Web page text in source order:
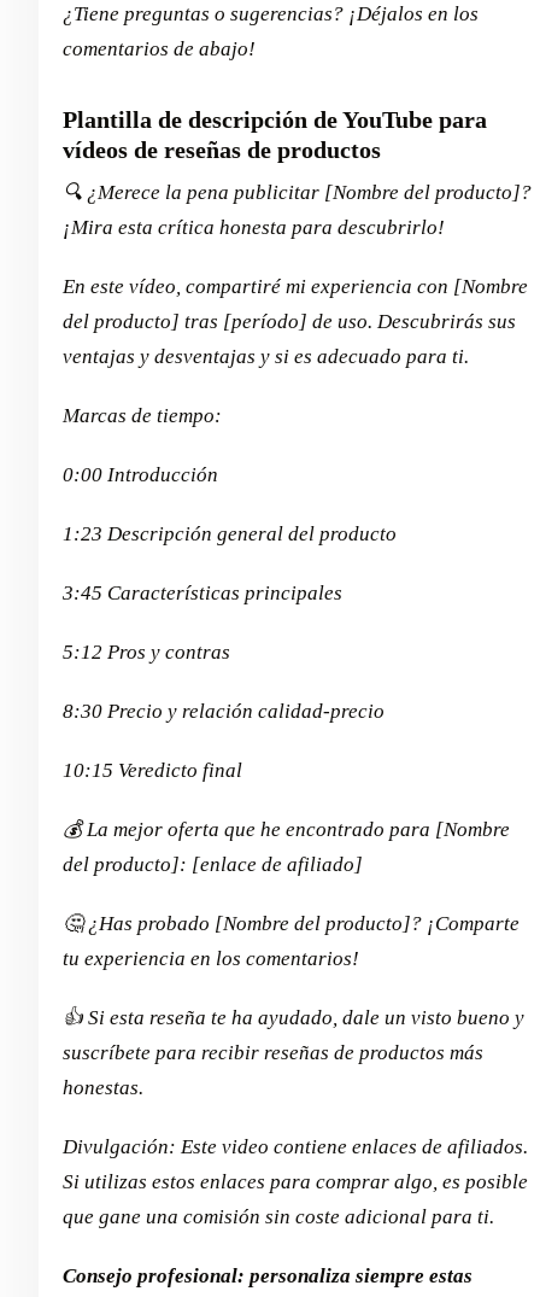
¿Tiene preguntas o sugerencias? ¡Déjalos en los
comentarios de abajo!
Plantilla de descripción de YouTube para
vídeos de reseñas de productos
🔍 ¿Merece la pena publicitar [Nombre del producto]?
¡Mira esta crítica honesta para descubrirlo!
En este vídeo, compartiré mi experiencia con [Nombre
del producto] tras [período] de uso. Descubrirás sus
ventajas y desventajas y si es adecuado para ti.
Marcas de tiempo:
0:00 Introducción
1:23 Descripción general del producto
3:45 Características principales
5:12 Pros y contras
8:30 Precio y relación calidad-precio
10:15 Veredicto final
💰 La mejor oferta que he encontrado para [Nombre
del producto]: [enlace de afiliado]
🤔 ¿Has probado [Nombre del producto]? ¡Comparte
tu experiencia en los comentarios!
👍 Si esta reseña te ha ayudado, dale un visto bueno y
suscríbete para recibir reseñas de productos más
honestas.
Divulgación: Este video contiene enlaces de afiliados.
Si utilizas estos enlaces para comprar algo, es posible
que gane una comisión sin coste adicional para ti.
Consejo profesional: personaliza siempre estas